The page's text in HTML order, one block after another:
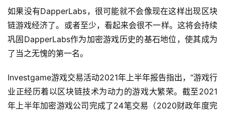
云
计
算
未
医
疗
登录
如果没有DapperLabs，很可能就不会像现在这样出现区块
链游戏经济了。或者至少，看起来会很不一样。这将会持续
巩固DapperLabs作为加密游戏历史的基石地位，使其成为
了当之无愧的第一名。
Investgame游戏交易活动2021年上半年报告指出，“游戏行
业正经历着以区块链技术为动力的游戏大繁荣。截至2021
年上半年加密游戏公司完成了24笔交易（2020财政年度完